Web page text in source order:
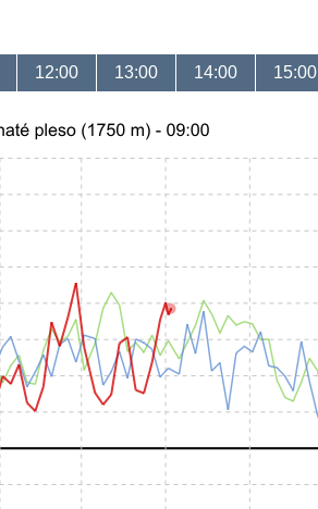
12:00 13:00 14:00 15:00